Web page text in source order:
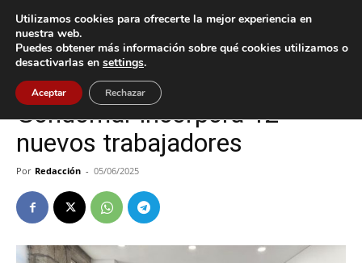
Inicio Gondomar
Gondomar
Gondomar incorpora 12
nuevos trabajadores
Por Redacción - 05/06/2025
Utilizamos cookies para ofrecerte la mejor experiencia en
nuestra web.
Puedes obtener más información sobre qué cookies utilizamos o
desactivarlas en settings.
Aceptar Rechazar